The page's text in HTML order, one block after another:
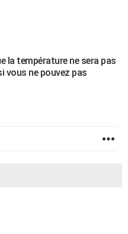
la température ne sera pas
vous ne pouvez pas